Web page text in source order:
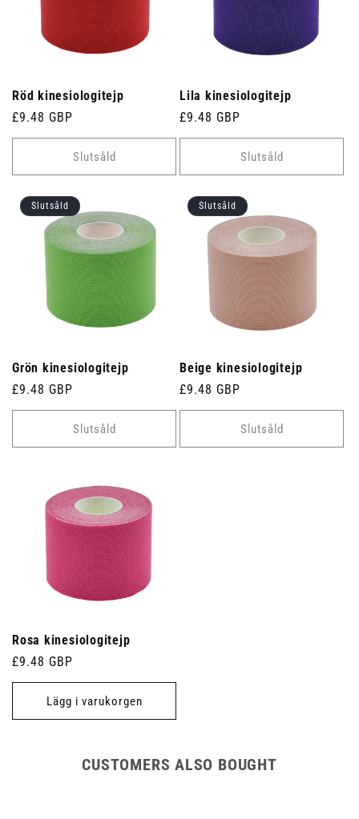
Röd kinesiologitejp
Ordinarie
pris
£9.48 GBP
Slutsåld
Lila kinesiologitejp
Ordinarie
pris
£9.48 GBP
Slutsåld
Slutsåld
Grön kinesiologitejp
Ordinarie
pris
£9.48 GBP
Slutsåld
Slutsåld
Beige kinesiologitejp
Ordinarie
pris
£9.48 GBP
Slutsåld
Rosa kinesiologitejp
Ordinarie
pris
£9.48 GBP
Lägg i varukorgen
CUSTOMERS ALSO BOUGHT